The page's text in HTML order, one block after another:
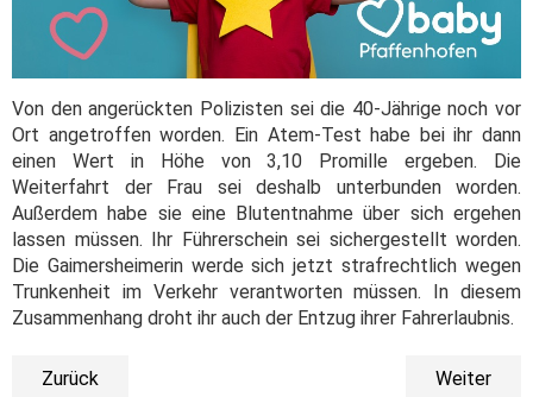
Von den angerückten Polizisten sei die 40-Jährige noch vor
Ort angetroffen worden. Ein Atem-Test habe bei ihr dann
einen Wert in Höhe von 3,10 Promille ergeben. Die
Weiterfahrt der Frau sei deshalb unterbunden worden.
Außerdem habe sie eine Blutentnahme über sich ergehen
lassen müssen. Ihr Führerschein sei sichergestellt worden.
Die Gaimersheimerin werde sich jetzt strafrechtlich wegen
Trunkenheit im Verkehr verantworten müssen. In diesem
Zusammenhang droht ihr auch der Entzug ihrer Fahrerlaubnis.
Zurück Weiter